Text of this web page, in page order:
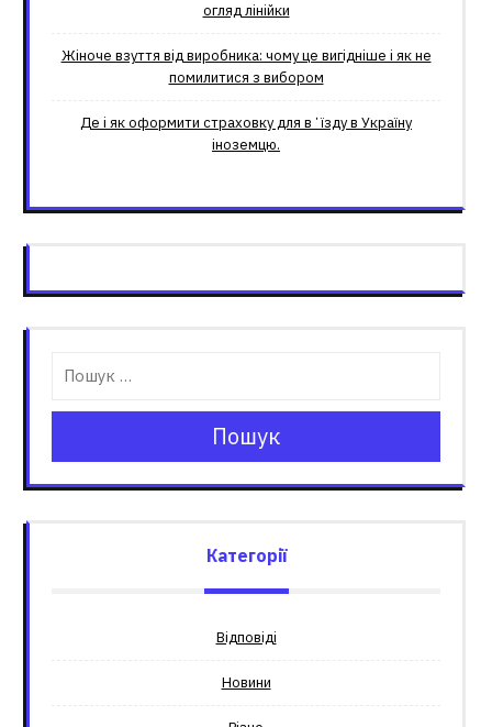
огляд лінійки
Жіноче взуття від виробника: чому це вигідніше і як не
помилитися з вибором
Де і як оформити страховку для вʼїзду в Україну
іноземцю.
Пошук
Категорії
Відповіді
Новини